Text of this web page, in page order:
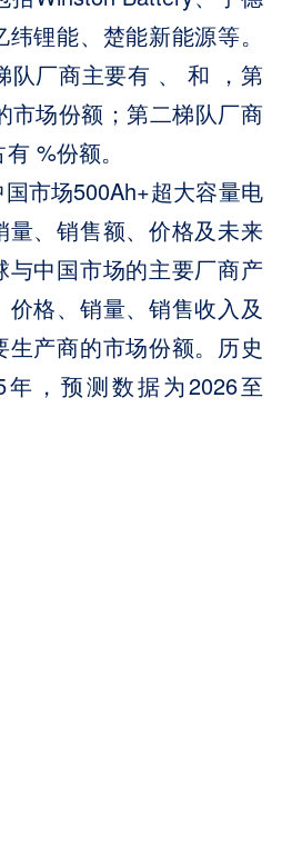
锂能、楚能新能源等。
队厂商主要有 、 和 ，第
市场份额；第二梯队厂商
%份额。
市场500Ah+超大容量电
、销售额、价格及未来
与中国市场的主要厂商产
格、销量、销售收入及
产商的市场份额。历史
年，预测数据为2026至